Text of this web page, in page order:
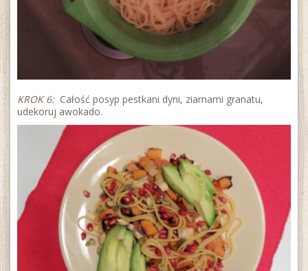
KROK 6:Całość posyp pestkani dyni, ziarnami granatu,
udekoruj awokado.